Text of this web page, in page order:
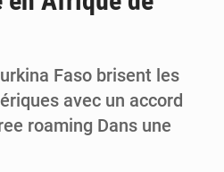
Maurice : Démission de la ministre Véronique Leu-Govind
Faso brisent les
avec un accord
roaming Dans une